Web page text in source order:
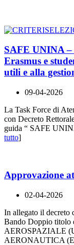
SAFE UNINA –
Erasmus e
utili e alla
09-04-2026
La Task Force di
con Decreto
guida “ SAFE
tutto]
Approvazione
02-04-2026
In allegato il decreto
Bando Doppio titolo
AEROSPAZIALE
AERONAUTICA